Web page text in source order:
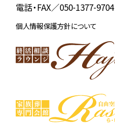
電話・FAX／050-1377-9704
個人情報保護方針について